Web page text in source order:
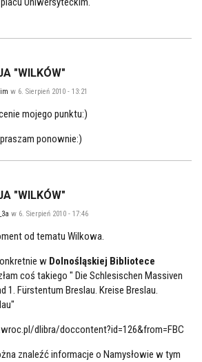
"WILKÓW"
w 6. Sierpień 2010 - 13:21
mojego punktu:)
ponownie:)
"WILKÓW"
w 6. Sierpień 2010 - 17:46
od tematu Wilkowa.
w Dolnośląskiej Bibliotece
coś takiego " Die Schlesischen Massiven
1. Fürstentum Breslau. Kreise Breslau.
dlibra/doccontent?id=126&from=FBC
znaleźć informacje o Namysłowie w tym